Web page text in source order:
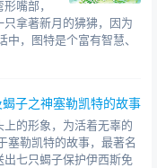
嘴部，
拿著新月的狒狒，因为
，图特是个富有智慧、
的形象，为活着无辜的
塞勒凯特的故事，最著名
七只蝎子保护伊西斯免